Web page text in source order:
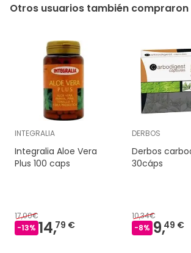
Otros usuarios también compraron
INTEGRALIA
Integralia Aloe Vera
Plus 100 caps
17,00€
-13% 14,79 €
DERBOS
Derbos
30cáps
10,34€
-8% 9,49 €